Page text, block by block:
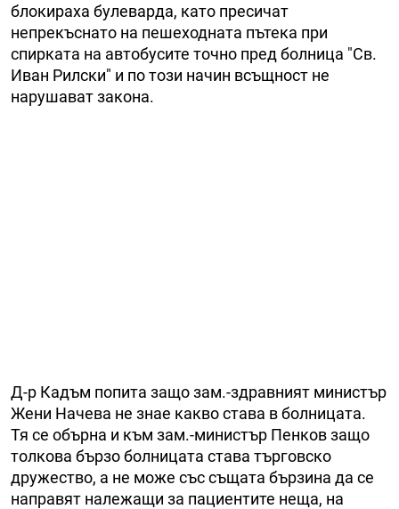
блокираха булеварда, като пресичат
непрекъснато на пешеходната пътека при
спирката на автобусите точно пред болница "Св.
Иван Рилски" и по този начин всъщност не
нарушават закона.
Д-р Кадъм попита защо зам.-здравният министър
Жени Начева не знае какво става в болницата.
Тя се обърна и към зам.-министър Пенков защо
толкова бързо болницата става търговско
дружество, а не може със същата бързина да се
направят належащи за пациентите неща, на